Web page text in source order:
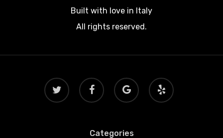
Built with love in Italy
All rights reserved.
twitter facebook
google-
plus
yelp
Categories